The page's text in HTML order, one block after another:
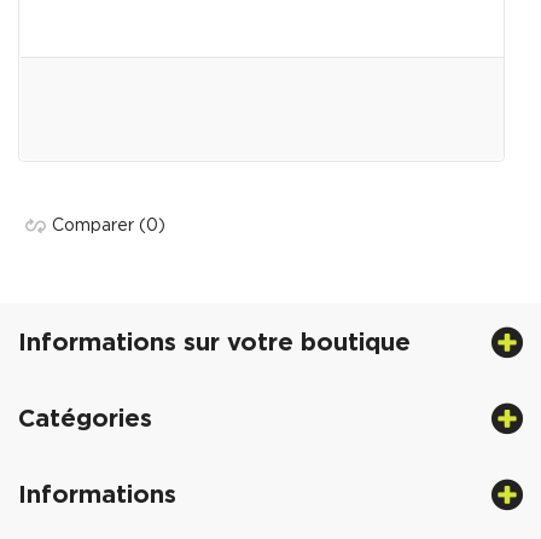
Comparer (0)
Informations sur votre boutique
Catégories
Informations